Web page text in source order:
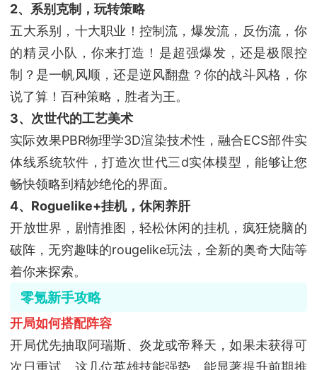
2、系别克制，玩转策略
五大系别，十大职业！控制流，爆发流，反伤流，你
的精灵小队，你来打造！是超强爆发，还是极限控
制？是一帆风顺，还是逆风翻盘？你的战斗风格，你
说了算！百种策略，胜者为王。
3、次世代的工艺美术
实际效果PBR物理学3D渲染技术性，融合ECS部件实
体线系统软件，打造次世代三d实体模型，能够让您
畅快领略到精妙绝伦的界面。
4、Roguelike+挂机，休闲养肝
开放世界，剧情推图，轻松休闲的挂机，疯狂烧脑的
破阵，无穷趣味的rougelike玩法，全新的奥奇大陆等
着你来探索。
零氪新手攻略
开局如何搭配阵容
开局优先抽取阿瑞斯、炎龙或帝释天，如果未获得可
次日重试。这几位英雄技能强势，能显著提升前期推